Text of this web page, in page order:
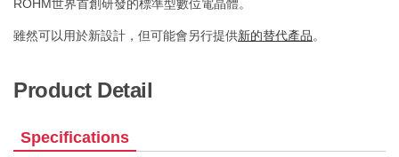
ROHM世界首創研發的標準型數位電晶體。
雖然可以用於新設計，但可能會另行提供新的替代產品。
Product Detail
Specifications